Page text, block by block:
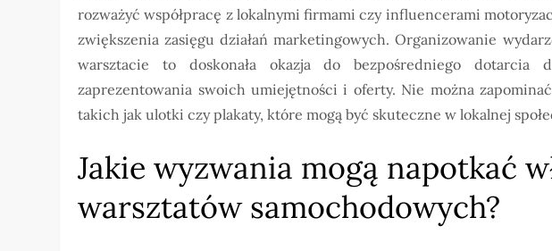
rozważyć współpracę z lokalnymi firmami czy influencerami
zwiększenia zasięgu działań marketingowych. Organizowanie
warsztacie to doskonała okazja do bezpośredniego dotarcia
zaprezentowania swoich umiejętności i oferty. Nie można
takich jak ulotki czy plakaty, które mogą być skuteczne w lokalnej
Jakie wyzwania mogą napotkać
warsztatów samochodowych?